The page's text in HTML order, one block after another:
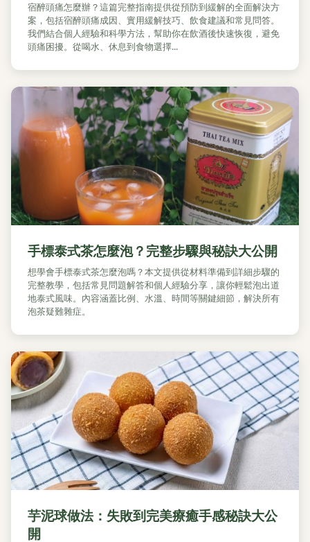
宿醉頭痛怎麼辦？這篇完整指南提供從預防到緩解的全面解決方
案，包括宿醉頭痛成因、實用緩解技巧、飲食建議和常見問答。
我們結合個人經驗和科學方法，幫助你在飲酒後快速恢復，避免
頭痛困擾。從喝水、休息到食物選擇...
手標泰式茶怎麼泡？完整步驟與秘訣大公開
想學會手標泰式茶怎麼泡嗎？本文提供從材料準備到詳細步驟的
完整教學，包括常見問題解答和個人經驗分享，讓你輕鬆泡出道
地泰式風味。內容涵蓋比例、水溫、時間等關鍵細節，解決所有
泡茶疑難雜症。
芋泥球做法：失敗到完美療癒手感秘訣大公
開